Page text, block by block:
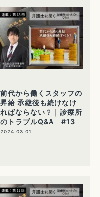
前代から働くスタッフの
昇給 承継後も続けなけ
ればならない？｜診療所
のトラブルQ&A #13
2024.03.01